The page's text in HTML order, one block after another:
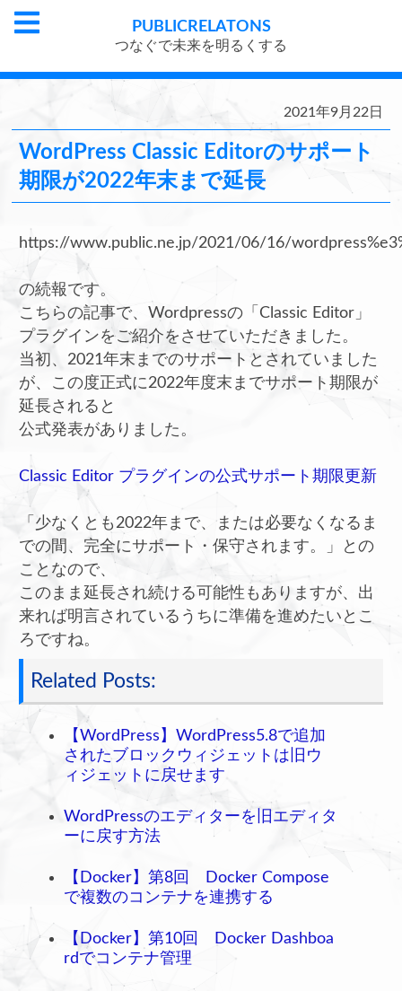
PUBLICRELATONS
つなぐで未来を明るくする
2021年9月22日
WordPress Classic Editorのサポート
期限が2022年末まで延長
https://www.public.ne.jp/2021/06/16/
の続報です。
こちらの記事で、Wordpressの「Classic Editor」
プラグインをご紹介をさせていただきました。
当初、2021年末までのサポートとされていました
が、この度正式に2022年度末までサポート期限が
延長されると
公式発表がありました。
Classic Editor プラグインの公式サポート期限更新
「少なくとも2022年まで、または必要なくなるま
での間、完全にサポート・保守されます。」との
ことなので、
このまま延長され続ける可能性もありますが、出
来れば明言されているうちに準備を進めたいとこ
ろですね。
Related Posts:
【WordPress】WordPress5.8で追加
されたブロックウィジェットは旧ウ
ィジェットに戻せます
WordPressのエディターを旧エディタ
ーに戻す方法
【Docker】第8回 Docker Compose
で複数のコンテナを連携する
【Docker】第10回 Docker Dashboa
rdでコンテナ管理